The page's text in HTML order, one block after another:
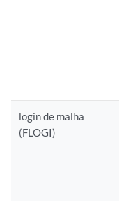
login de malha
(FLOGI)